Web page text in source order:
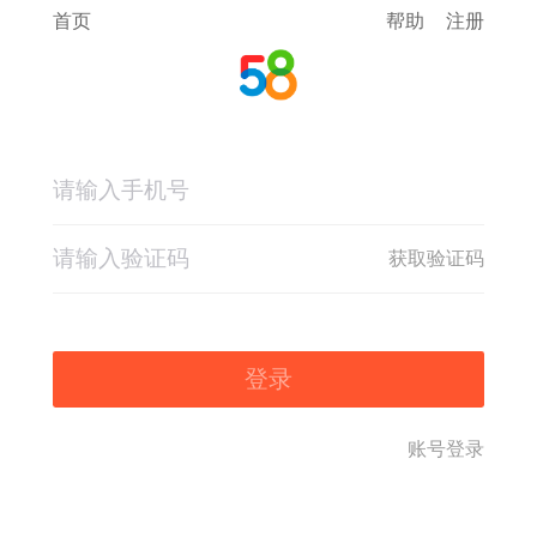
首页 帮助 注册
获取验证码
登录
账号登录